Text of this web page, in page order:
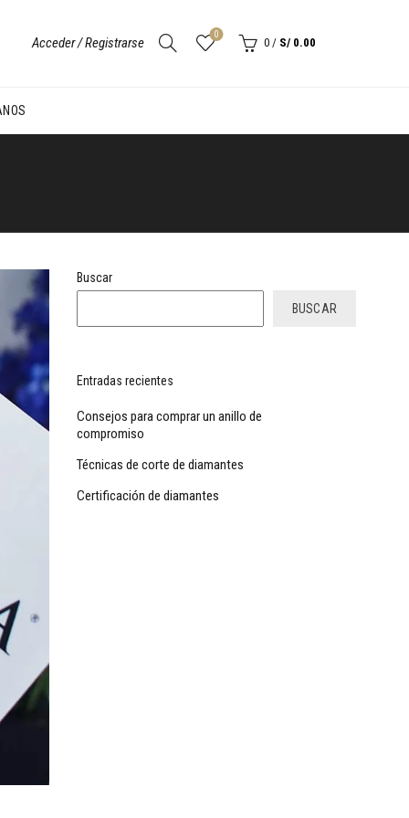
Acceder / Registrarse
0
0 / S/ 0.00
Buscar
BUSCAR
Entradas recientes
Consejos para comprar un anillo de
compromiso
Técnicas de corte de diamantes
Certificación de diamantes